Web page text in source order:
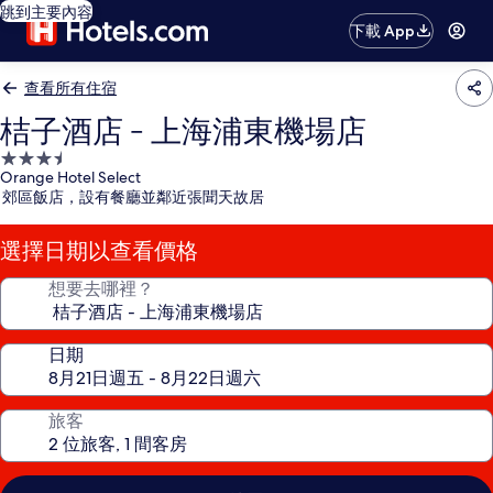
跳到主要內容
下載 App
查看所有住宿
桔子酒店 - 上海浦東機場店
3.5
星
級
住
宿
Orange Hotel Select
郊區飯店，設有餐廳並鄰近張聞天故居
選擇日期以查看價格
想要去哪裡？
日期
旅客